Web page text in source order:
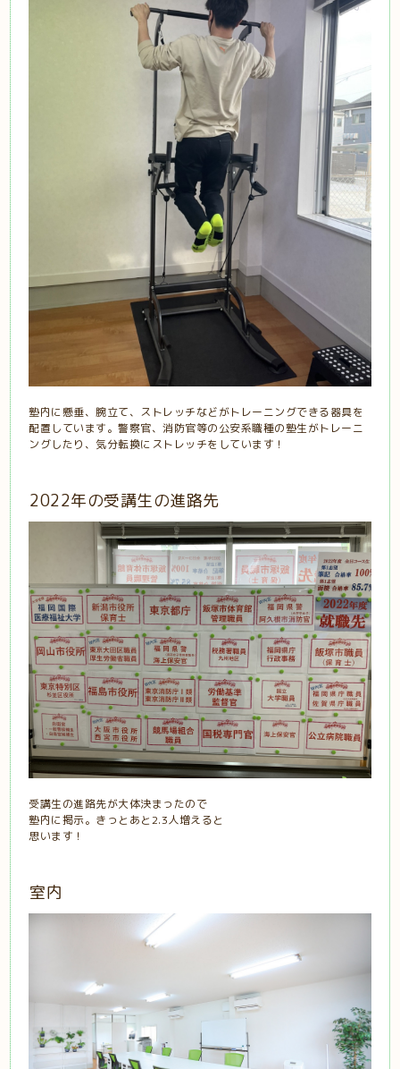
塾内に懸垂、腕立て、ストレッチなどがトレーニングできる器具を
配置しています。警察官、消防官等の公安系職種の塾生がトレーニ
ングしたり、気分転換にストレッチをしています！
2022年の受講生の進路先
受講生の進路先が大体決まったので
塾内に掲示。きっとあと2.3人増えると
思います！
室内